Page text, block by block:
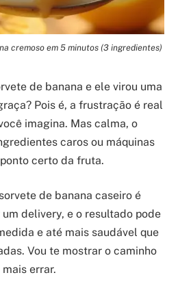
cremoso em 5 minutos (3 ingredientes)
de banana e ele virou uma
Pois é, a frustração é real
imagina. Mas calma, o
caros ou máquinas
certo da fruta.
de banana caseiro é
delivery, e o resultado pode
e até mais saudável que
Vou te mostrar o caminho
errar.